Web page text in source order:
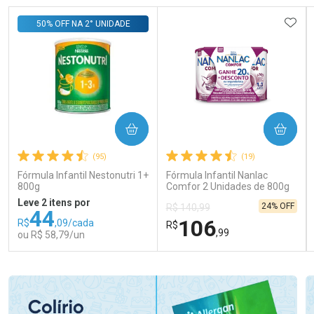
(95)
Fórmula Infantil Nestonutri 1+
800g
50% OFF NA 2° UNIDADE
Leve 2 itens por
R$44,09/cada
ou R$ 58,79/un
COMPRAR
(19)
Fórmula Infantil Nanlac
Comfor 2 Unidades de 800g
R$ 140,99
R$106,99
24% OFF
COMPRAR
Laboratório
Por Menos